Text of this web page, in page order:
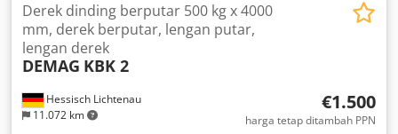
Hessisch Lichtenau
11.072 km
Derek dinding berputar 500 kg x 4000
mm, derek berputar, lengan putar,
lengan derek
DEMAG KBK 2
€1.500
harga tetap ditambah PPN